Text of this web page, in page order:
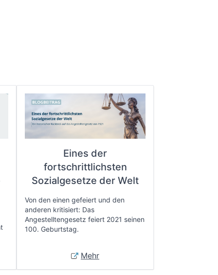
Eines der
fortschrittlichsten
Sozialgesetze der Welt
Von den einen gefeiert und den
anderen kritisiert: Das
Angestelltengesetz feiert 2021 seinen
100. Geburtstag.
Mehr